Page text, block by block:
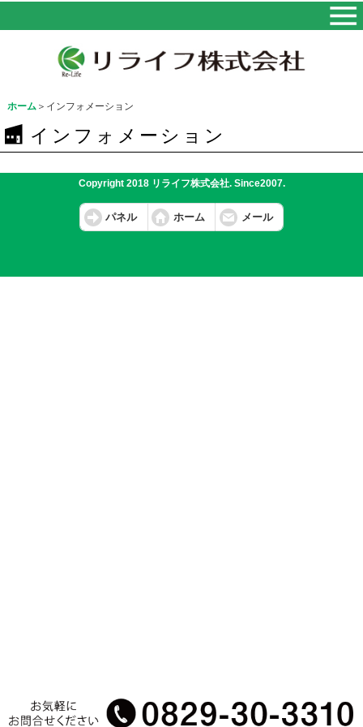
ホーム＞インフォメーション
インフォメーション
Copyright 2018 リライフ株式会社. Since2007.
パネル ホーム メール